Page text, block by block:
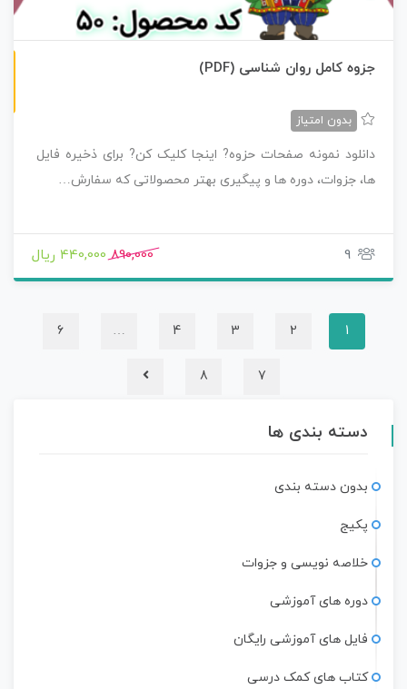
جزوه کامل روان شناسی (PDF)
بدون امتیاز
دانلود نمونه صفحات حزوه? اینجا کلیک کن? برای ذخیره فایل
ها، جزوات، دوره ها و پیگیری بهتر محصولاتی که سفارش…
9
890,000 440,000 ریال
1
2
3
4
…
6
7
8
دسته بندی ها
بدون دسته بندی
پکیج
خلاصه نویسی و جزوات
دوره های آموزشی
فایل های آموزشی رایگان
کتاب های کمک درسی